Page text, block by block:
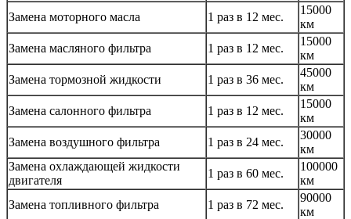
Замена моторного масла 1 раз в 12 мес.
15000
км
Замена масляного фильтра
1 раз в 12 мес.
15000
км
Замена тормозной жидкости
1 раз в 36 мес.
45000
км
Замена салонного фильтра
1 раз в 12 мес.
15000
км
Замена воздушного фильтра
1 раз в 24 мес.
30000
км
Замена охлаждающей жидкости
двигателя
1 раз в 60 мес.
100000
км
Замена топливного фильтра
1 раз в 72 мес.
90000
км